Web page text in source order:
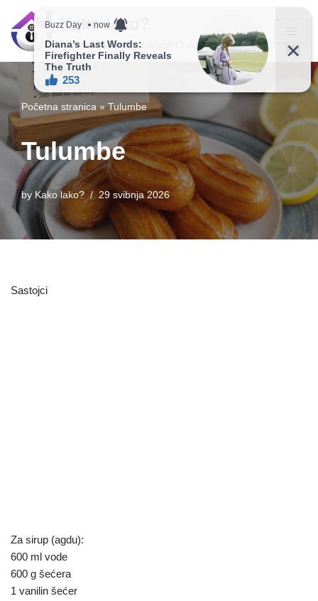
Skip
content
Kako lako?
Vaš vodič ka jednostavnijem životu!
Početna stranica»Tulumbe
Tulumbe
by Kako lako? 29 svibnja 2026
Sastojci
Za sirup (agdu):
600 ml vode
600 g šećera
1 vanilin šećer